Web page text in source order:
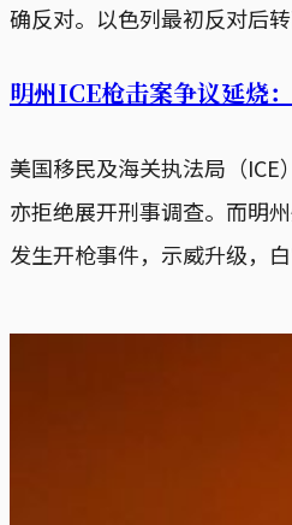
确反对。以色列最初反对后
明州ICE枪击案争议延烧
美国移民及海关执法局（
亦拒绝展开刑事调查。而明
发生开枪事件，示威升级，